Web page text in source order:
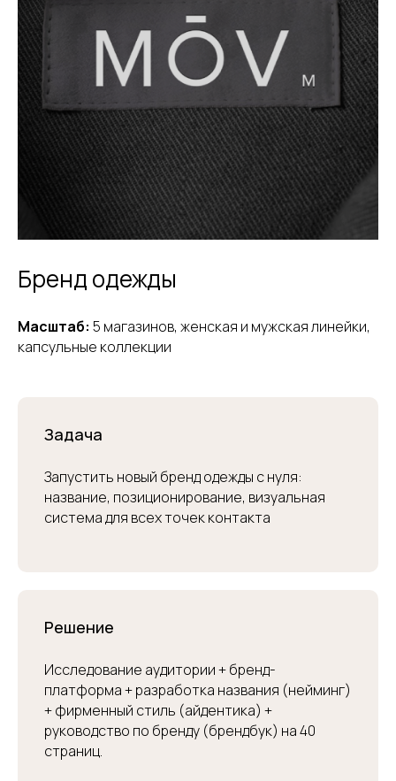
Бренд одежды
Масштаб: 5 магазинов, женская и мужская линейки,
капсульные коллекции
Задача
Запустить новый бренд одежды с нуля:
название, позиционирование, визуальная
система для всех точек контакта
Решение
Исследование аудитории + бренд-
платформа + разработка названия (нейминг)
+ фирменный стиль (айдентика) +
руководство по бренду (брендбук) на 40
страниц.